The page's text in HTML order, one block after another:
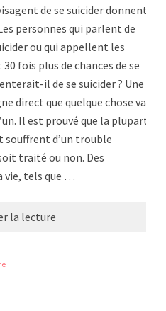
de se suicider donnent
personnes qui parlent de
ou qui appellent les
fois plus de chances de se
il de se suicider ? Une
direct que quelque chose va
Il est prouvé que la plupart
souffrent d’un trouble
traité ou non. Des
vie, tels que …
la lecture